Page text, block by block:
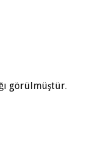
görülmüştür.